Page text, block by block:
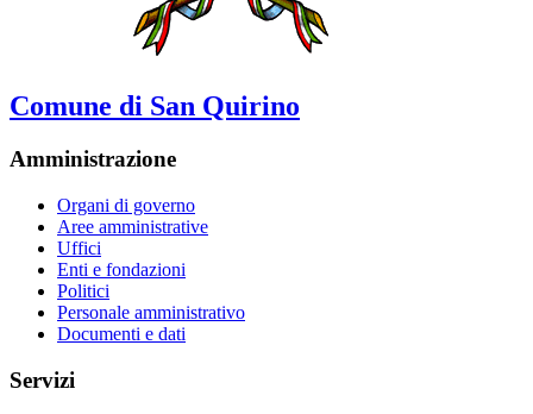
Comune di San Quirino
Amministrazione
Organi di governo
Aree amministrative
Uffici
Enti e fondazioni
Politici
Personale amministrativo
Documenti e dati
Servizi